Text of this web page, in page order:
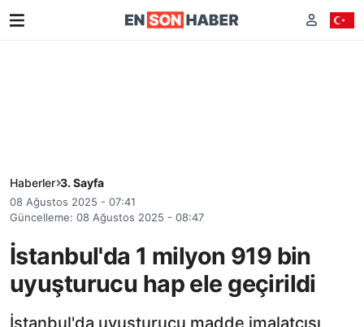
Haberler 3. Sayfa
08 Ağustos 2025 - 07:41
Güncelleme: 08 Ağustos 2025 - 08:47
İstanbul'da 1 milyon 919 bin
uyuşturucu hap ele geçirildi
İstanbul'da uyuşturucu madde imalatçısı